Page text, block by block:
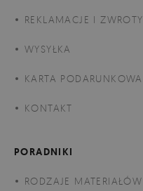
REKLAMACJE I ZWROTY
WYSYŁKA
KARTA PODARUNKOWA
KONTAKT
PORADNIKI
RODZAJE MATERIAŁÓW